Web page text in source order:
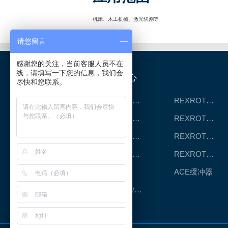
机床、木工机械、激光切割等
产品中心
REXROTH工厂解决方案 REXROTH/力士乐线性产品
REXROTH丝杠螺母 REXROTH直线模组
REXROTH测量系统IMS REXROTH/力士乐电动缸
REXROTH/力士乐油压 REXROTH/力士乐伺服驱动
ACE缓冲器
RENOLD/雷诺德工业链条
请您留言
感谢您的关注，当前客服人员不在
线，请填写一下您的信息，我们会
尽快和您联系。